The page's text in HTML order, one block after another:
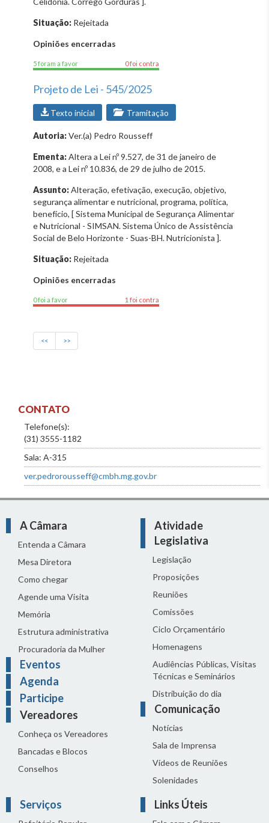
Situação: Rejeitada
Opiniões encerradas
5 foram a favor 0 foi contra
Projeto de Lei - 545/2025
Texto inicial Tramitação
Autoria:Ver.(a) Pedro Rousseff
Ementa:Altera a Lei nº 9.527, de 31 de janeiro de
2008, e a Lei nº 10.836, de 29 de julho de 2015.
Assunto:Alteração, efetivação, execução, objetivo,
segurança alimentar e nutricional, programa, política,
benefício, [ Sistema Municipal de Segurança Alimentar
e Nutricional - SIMSAN. Sistema Único de Assistência
Social de Belo Horizonte - Suas-BH. Nutricionista ].
Situação: Rejeitada
Opiniões encerradas
0 foi a favor 1 foi contra
<< >>
CONTATO
Telefone(s):
(31) 3555-1182
Sala: A-315
ver.pedrorousseff@cmbh.mg.gov.br
A Câmara
Entenda a Câmara
Mesa Diretora
Como chegar
Agende uma Visita
Memória
Estrutura administrativa
Procuradoria da Mulher
Eventos
Agenda
Participe
Vereadores
Conheça os Vereadores
Bancadas e Blocos
Conselhos
Atividade
Legislativa
Legislação
Proposições
Reuniões
Comissões
Ciclo Orçamentário
Homenagens
Audiências Públicas, Visitas
Técnicas e Seminários
Distribuição do dia
Comunicação
Notícias
Sala de Imprensa
Vídeos de Reuniões
Solenidades
Serviços Links Úteis